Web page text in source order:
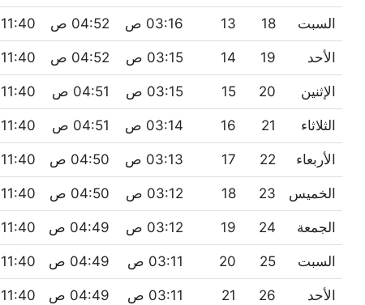
السبت 18
13 03:16 ص 04:52 ص 11:40 ص
الأحد 19
14 03:15 ص 04:52 ص 11:40 ص
الإثنين 20
15 03:15 ص 04:51 ص 11:40 ص
الثلاثاء 21
16 03:14 ص 04:51 ص 11:40 ص
الأربعاء 22
17 03:13 ص 04:50 ص 11:40 ص
الخميس 23
18 03:12 ص 04:50 ص 11:40 ص
الجمعة 24
19 03:12 ص 04:49 ص 11:40 ص
السبت 25
20 03:11 ص 04:49 ص 11:40 ص
الأحد 26
21 03:11 ص 04:49 ص 11:40 ص